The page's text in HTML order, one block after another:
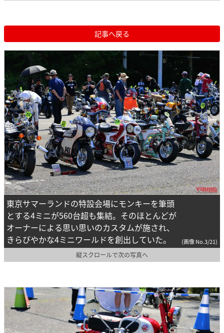
記事へ戻る
東京サマーランドの特設会場にモンキーを筆頭
とする4ミニが560台超も集結。そのほとんどが
オーナーによる思い思いのカスタムが施され、
きらびやかな4ミニワールドを創出していた。
(画像 No.3/21)
縦スクロールで次の写真へ